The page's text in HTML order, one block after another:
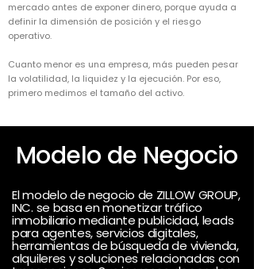
mercado antes de exponer dinero, porque ayuda a
definir la dimensión de posición y el riesgo
operativo.
Cuanto menor es una empresa, más pueden pesar
la volatilidad, la liquidez y la ejecución. Por eso,
primero medimos el tamaño del activo.
Modelo de Negocio
El modelo de negocio de ZILLOW GROUP,
INC. se basa en monetizar tráfico
inmobiliario mediante publicidad, leads
para agentes, servicios digitales,
herramientas de búsqueda de vivienda,
alquileres y soluciones relacionadas con